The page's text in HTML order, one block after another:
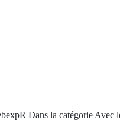
Dans la catégorie Avec